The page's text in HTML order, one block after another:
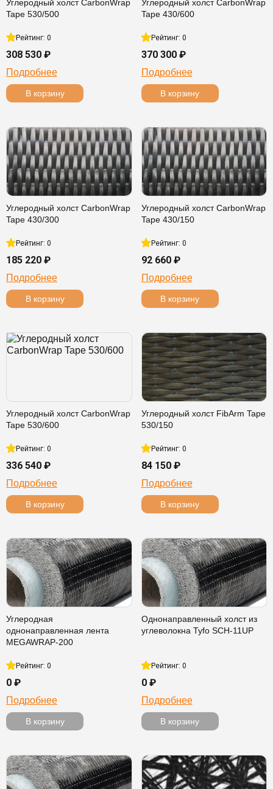
Углеродный холст CarbonWrap
Tape 530/500
Рейтинг: 0
308 530 ₽
Подробнее
В корзину
Углеродный холст CarbonWrap
Tape 430/600
Рейтинг: 0
370 300 ₽
Подробнее
В корзину
Углеродный холст CarbonWrap
Tape 430/300
Рейтинг: 0
185 220 ₽
Подробнее
В корзину
Углеродный холст CarbonWrap
Tape 430/150
Рейтинг: 0
92 660 ₽
Подробнее
В корзину
Углеродный холст CarbonWrap
Tape 530/600
Рейтинг: 0
336 540 ₽
Подробнее
В корзину
Углеродный холст FibArm Tape
530/150
Рейтинг: 0
84 150 ₽
Подробнее
В корзину
Углеродная
однонаправленная лента
MEGAWRAP-200
Рейтинг: 0
0 ₽
Подробнее
В корзину
Однонаправленный холст из
углеволокна Tyfo SCH-11UP
Рейтинг: 0
0 ₽
Подробнее
В корзину